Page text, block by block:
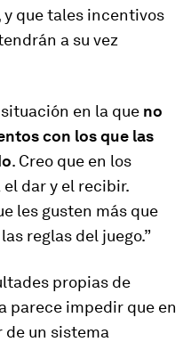
y que tales incentivos
a su vez
en la que no
con los que las
. Creo que en los
dar y el recibir.
les gusten más que
reglas del juego.”
propias de
parece impedir que en
de un sistema